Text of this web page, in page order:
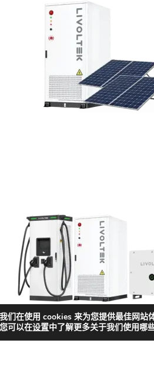
化储能
快捷入口
我们在使用 cookies 来为您提供最佳网站
您可以在设置中了解更多关于我们使用哪